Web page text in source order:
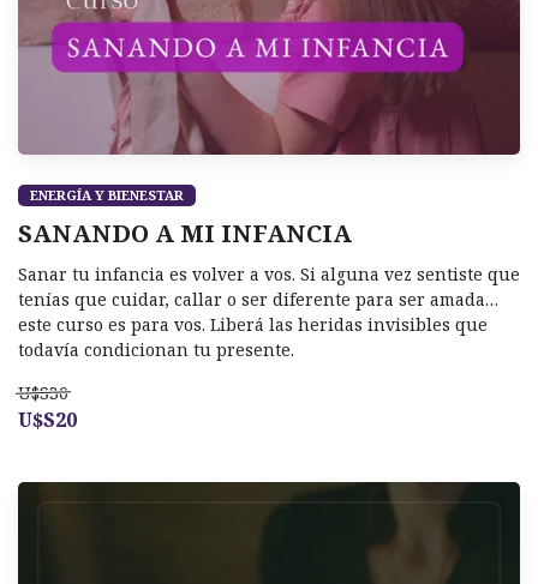
ENERGÍA Y BIENESTAR
SANANDO A MI INFANCIA
Sanar tu infancia es volver a vos. Si alguna vez sentiste que
tenías que cuidar, callar o ser diferente para ser amada…
este curso es para vos. Liberá las heridas invisibles que
todavía condicionan tu presente.
U$S30
U$S20